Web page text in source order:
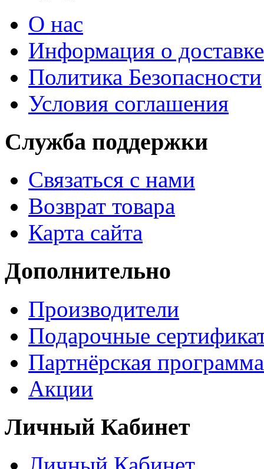
О нас
Информация о доставке
Политика Безопасности
Условия соглашения
Служба поддержки
Связаться с нами
Возврат товара
Карта сайта
Дополнительно
Производители
Подарочные
Партнёрская программа
Акции
Личный Кабинет